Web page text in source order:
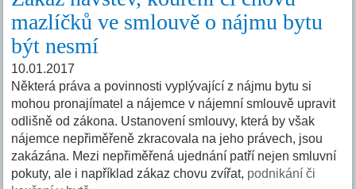
mazlíčků ve smlouvě o nájmu bytu
být nesmí
10.01.2017
Některá práva a povinnosti vyplývající z nájmu bytu si
mohou pronajímatel a nájemce v nájemní smlouvě upravit
odlišně od zákona. Ustanovení smlouvy, která by však
nájemce nepřiměřeně zkracovala na jeho právech, jsou
zakázána. Mezi nepřiměřená ujednání patří nejen smluvní
pokuty, ale i například zákaz chovu zvířat, podnikání či